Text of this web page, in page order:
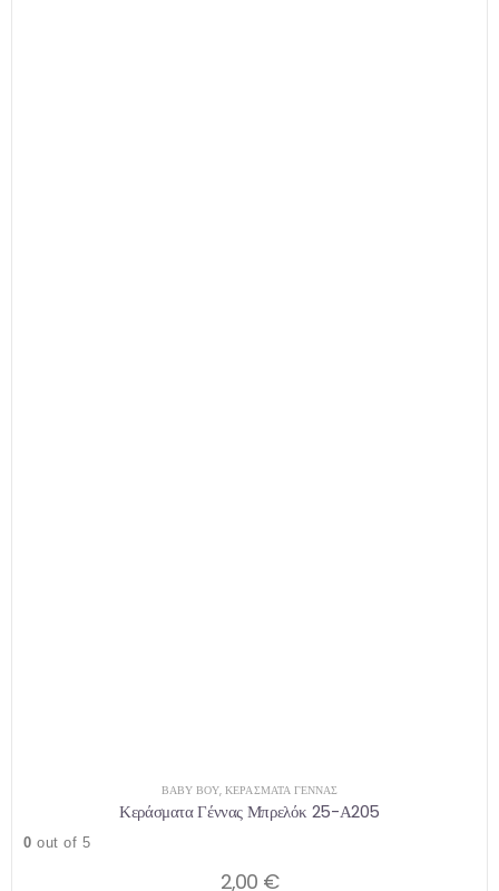
ΒΑΒΥ ΒΟΥ,ΚΕΡΆΣΜΑΤΑ ΓΈΝΝΑΣ
Κεράσματα Γέννας Μπρελόκ 25-Α205
0 out of 5
2,00 €